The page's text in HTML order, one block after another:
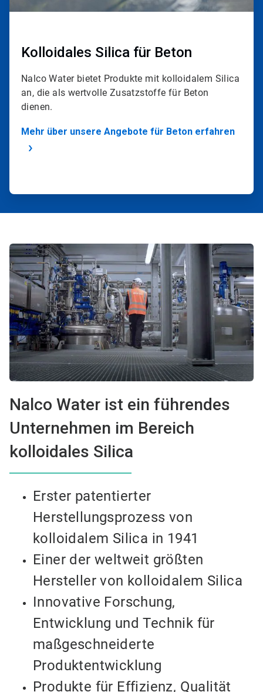
Kolloidales Silica für Beton
Nalco Water bietet Produkte mit kolloidalem Silica
an, die als wertvolle Zusatzstoffe für Beton
dienen.
Mehr über unsere Angebote für Beton erfahren
Nalco Water ist ein führendes
Unternehmen im Bereich
kolloidales Silica
Erster patentierter
Herstellungsprozess von
kolloidalem Silica in 1941
Einer der weltweit größten
Hersteller von kolloidalem Silica
Innovative Forschung,
Entwicklung und Technik für
maßgeschneiderte
Produktentwicklung
Produkte für Effizienz, Qualität